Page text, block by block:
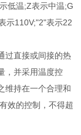
低温;Z表示中温;G
示110V;"2"表示22
过直接或间接的热
，并采用温度控
维持在一个合理和
效的控制，不得超